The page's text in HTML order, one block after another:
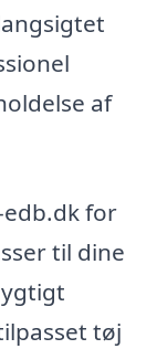
af
for
til dine
tøj